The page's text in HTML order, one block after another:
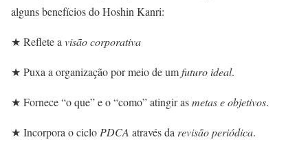
alguns benefícios do Hoshin Kanri:
★ Reflete a visão corporativa
★ Puxa a organização por meio de umfuturo ideal.
★ Fornece “o que” e o “como” atingir asmetas e objetivos.
★ Incorpora o ciclo PDCA através da revisão periódica.